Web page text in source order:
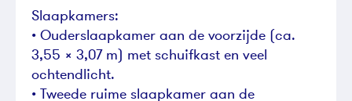
Slaapkamers:
• Ouderslaapkamer aan de voorzijde (ca.
3,55 × 3,07 m) met schuifkast en veel
ochtendlicht.
• Tweede ruime slaapkamer aan de